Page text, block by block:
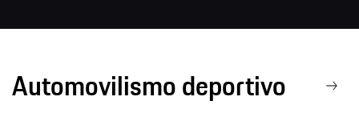
Automovilismo deportivo